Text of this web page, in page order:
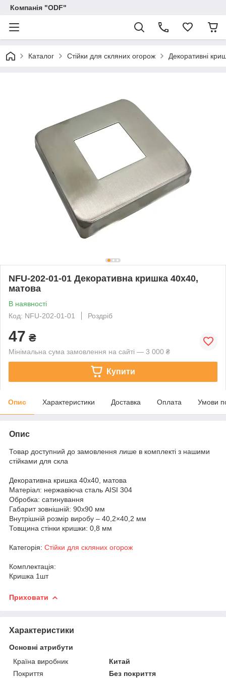
Компанія "ODF"
Каталог Стійки для скляних огорож Декоративні
NFU-202-01-01 Декоративна кришка 40х40,
матова
В наявності
Код: NFU-202-01-01
Роздріб
47 ₴
Мінімальна сума замовлення на сайті — 3 000 ₴
Купити
Опис Характеристики Доставка Оплата Умови
Опис
Товар доступний до замовлення лише в комплекті з нашими
стійками для скла
Декоративна кришка 40х40, матова
Матеріал: нержавіюча сталь AISI 304
Обробка: сатинування
Габарит зовнішній: 90х90 мм
Внутрішній розмір виробу – 40,2×40,2 мм
Товщина стінки кришки: 0,8 мм
Категорія: Стійки для скляних огорож
Комплектація:
Кришка 1шт
Приховати
Характеристики
Основні атрибути
Країна виробник
Китай
Покриття
Без покриття